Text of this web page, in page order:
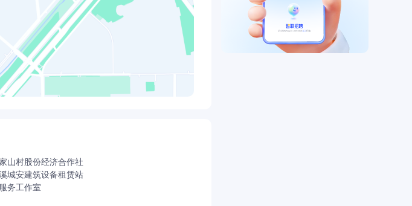
山村股份经济合作社
城安建筑设备租赁站
务工作室